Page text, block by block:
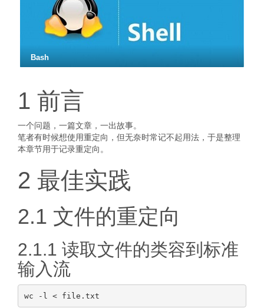
Bash
1 前言
一个问题，一篇文章，一出故事。
笔者有时候想使用重定向，但无奈时常记不起用法，于是整理
本章节用于记录重定向。
2 最佳实践
2.1 文件的重定向
2.1.1 读取文件的类容到标准
输入流